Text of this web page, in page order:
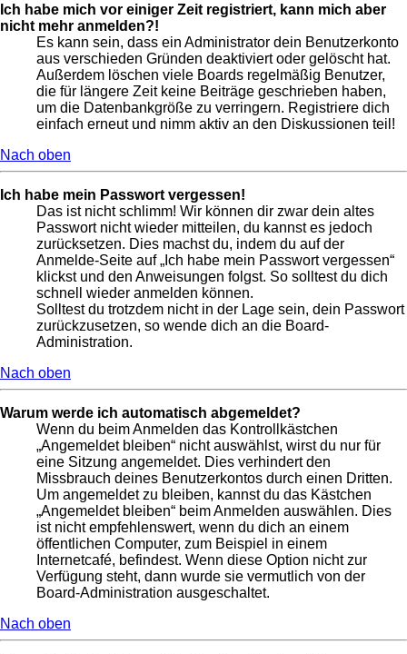
Ich habe mich vor einiger Zeit registriert, kann mich aber
nicht mehr anmelden?!
Es kann sein, dass ein Administrator dein Benutzerkonto
aus verschieden Gründen deaktiviert oder gelöscht hat.
Außerdem löschen viele Boards regelmäßig Benutzer,
die für längere Zeit keine Beiträge geschrieben haben,
um die Datenbankgröße zu verringern. Registriere dich
einfach erneut und nimm aktiv an den Diskussionen teil!
Nach oben
Ich habe mein Passwort vergessen!
Das ist nicht schlimm! Wir können dir zwar dein altes
Passwort nicht wieder mitteilen, du kannst es jedoch
zurücksetzen. Dies machst du, indem du auf der
Anmelde-Seite auf „Ich habe mein Passwort vergessen“
klickst und den Anweisungen folgst. So solltest du dich
schnell wieder anmelden können.
Solltest du trotzdem nicht in der Lage sein, dein Passwort
zurückzusetzen, so wende dich an die Board-
Administration.
Nach oben
Warum werde ich automatisch abgemeldet?
Wenn du beim Anmelden das Kontrollkästchen
„Angemeldet bleiben“ nicht auswählst, wirst du nur für
eine Sitzung angemeldet. Dies verhindert den
Missbrauch deines Benutzerkontos durch einen Dritten.
Um angemeldet zu bleiben, kannst du das Kästchen
„Angemeldet bleiben“ beim Anmelden auswählen. Dies
ist nicht empfehlenswert, wenn du dich an einem
öffentlichen Computer, zum Beispiel in einem
Internetcafé, befindest. Wenn diese Option nicht zur
Verfügung steht, dann wurde sie vermutlich von der
Board-Administration ausgeschaltet.
Nach oben